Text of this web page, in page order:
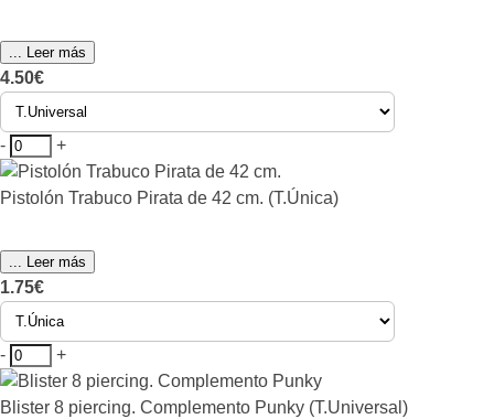
... Leer más
4.50€
- +
Pistolón Trabuco Pirata de 42 cm. (T.Única)
... Leer más
1.75€
- +
Blister 8 piercing. Complemento Punky (T.Universal)